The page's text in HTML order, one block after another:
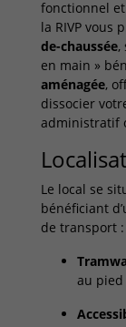
fonctionnel
la RIVP vous
de-chaussée,
en main »
aménagée,
dissocier
administratif
Le local se
bénéficiant
de transport :
au pied